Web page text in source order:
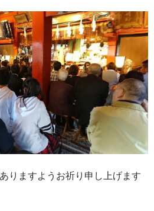
りますようお祈り申し上げます